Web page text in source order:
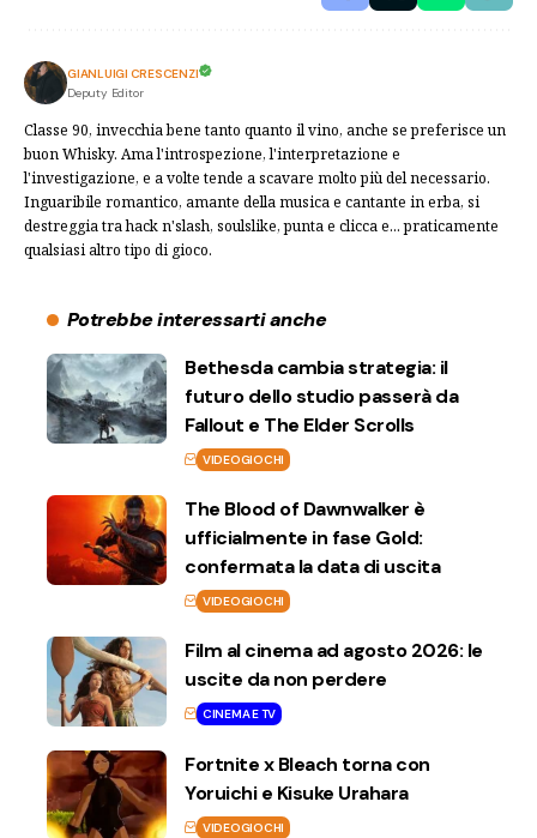
GIANLUIGI CRESCENZI
Deputy Editor
Classe 90, invecchia bene tanto quanto il vino, anche se preferisce un
buon Whisky. Ama l'introspezione, l'interpretazione e
l'investigazione, e a volte tende a scavare molto più del necessario.
Inguaribile romantico, amante della musica e cantante in erba, si
destreggia tra hack n'slash, soulslike, punta e clicca e... praticamente
qualsiasi altro tipo di gioco.
Potrebbe interessarti anche
Bethesda cambia strategia: il
futuro dello studio passerà da
Fallout e The Elder Scrolls
VIDEOGIOCHI
The Blood of Dawnwalker è
ufficialmente in fase Gold:
confermata la data di uscita
VIDEOGIOCHI
Film al cinema ad agosto 2026: le
uscite da non perdere
CINEMA E TV
Fortnite x Bleach torna con
Yoruichi e Kisuke Urahara
VIDEOGIOCHI